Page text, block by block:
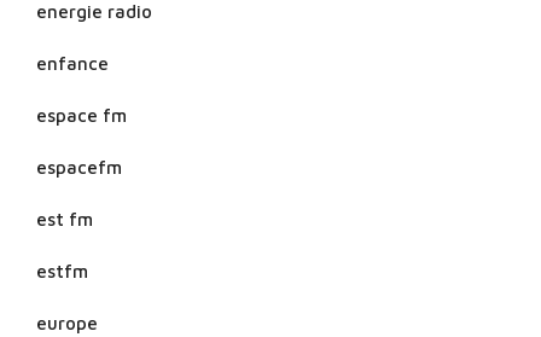
energie radio
enfance
espace fm
espacefm
est fm
estfm
europe